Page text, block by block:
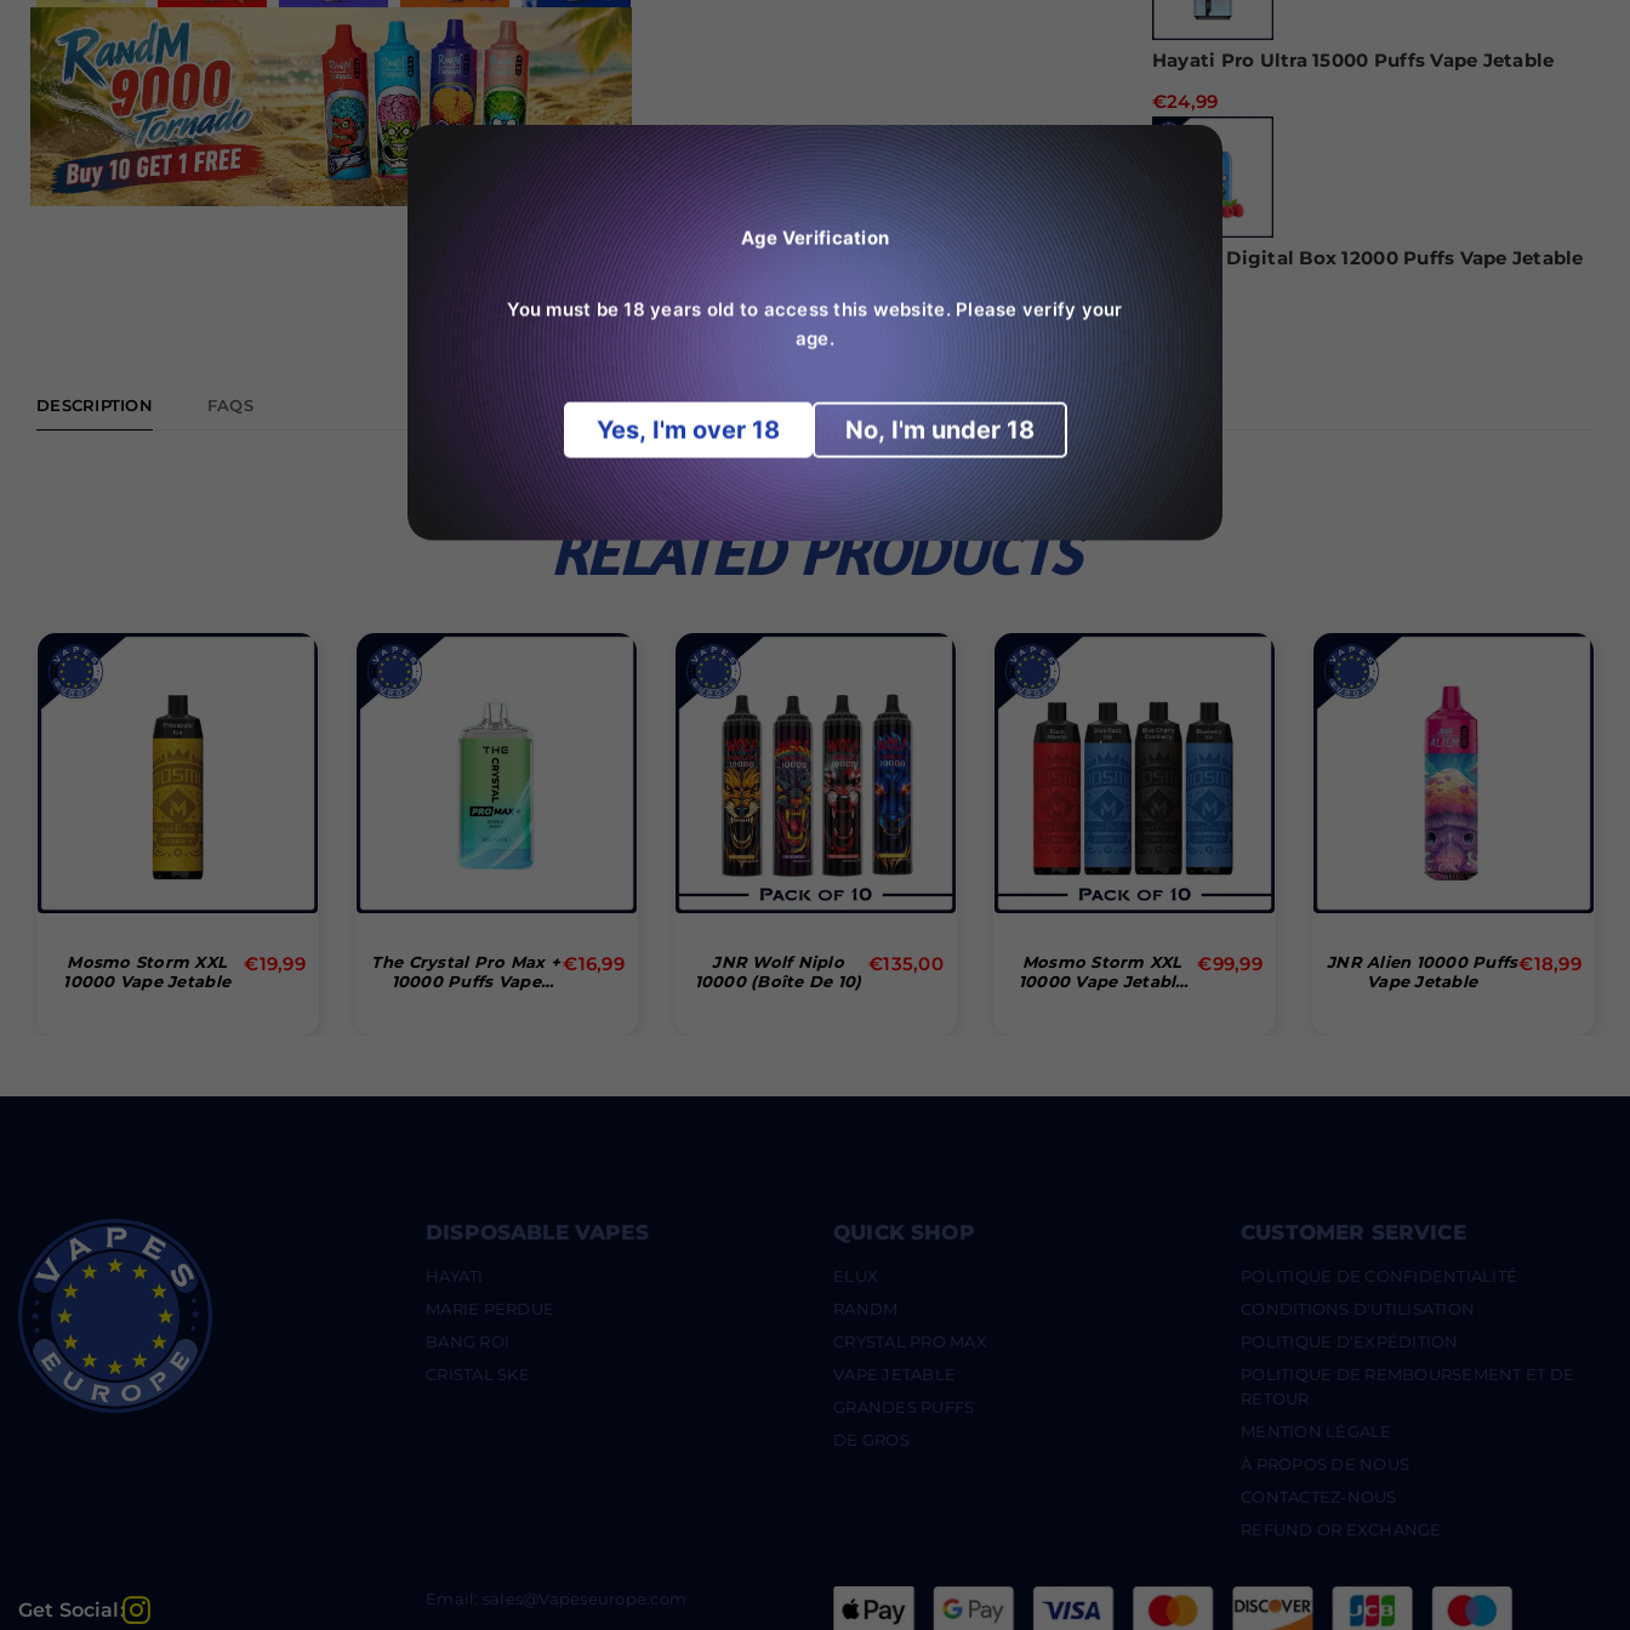
Hayati Pro Ultra 15000 Puffs Vape Jetable
€24,99
RAndM Digital Box 12000 Puffs Vape Jetable
DESCRIPTION FAQS
RELATED PRODUCTS
Mosmo Storm XXL
10000 Vape Jetable
Prix
€19,99
The Crystal Pro Max +
10000 Puffs Vape
Prix
€16,99
JNR Wolf Niplo
10000 (Boîte De 10)
Prix
€135,00
Mosmo Storm XXL
10000 Vape Jetable
Prix
€99,99
JNR Alien 10000 Puffs
Vape Jetable
Prix
€18,99
DISPOSABLE VAPES
HAYATI
MARIE PERDUE
BANG ROI
CRISTAL SKE
QUICK SHOP
ELUX
RANDM
CRYSTAL PRO MAX
VAPE JETABLE
GRANDES PUFFS
DE GROS
CUSTOMER SERVICE
POLITIQUE DE CONFIDENTIALITÉ
CONDITIONS D'UTILISATION
POLITIQUE D'EXPÉDITION
POLITIQUE DE REMBOURSEMENT ET DE
RETOUR
MENTION LÉGALE
À PROPOS DE NOUS
CONTACTEZ-NOUS
REFUND OR EXCHANGE
Get Social: Instagram Email: sales@Vapeseurope.com
Age Verification
You must be 18 years old to access this website. Please verify your
age.
Yes, I'm over 18 No, I'm under 18